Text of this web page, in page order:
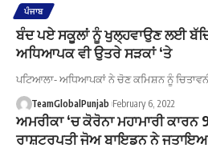
ਪੰਜਾਬ
ਬੰਦ ਪਏ ਸਕੂਲਾਂ ਨੂੰ ਖੁਲ੍ਹਵਾਉਣ ਲਈ
ਅਧਿਆਪਕ ਵੀ ਉਤਰੇ ਸੜਕਾਂ ‘ਤੇ
ਪਟਿਆਲਾ- ਅਧਿਆਪਕਾਂ ਨੇ ਚੋਣ ਕਮਿਸ਼ਨ ਨੂੰ
TeamGlobalPunjab February 6, 2022
ਅਮਰੀਕਾ ‘ਚ ਕੋਰੋਨਾ ਮਹਾਮਾਰੀ ਕਾਰਨ
ਰਾਸ਼ਟਰਪਤੀ ਜੋਅ ਬਾਇਡਨ ਨੇ